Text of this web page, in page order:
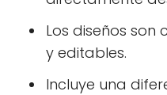
Los diseños son
y editables.
Incluye una